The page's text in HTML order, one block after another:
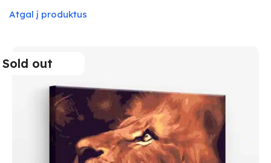
Atgal į produktus
Sold out